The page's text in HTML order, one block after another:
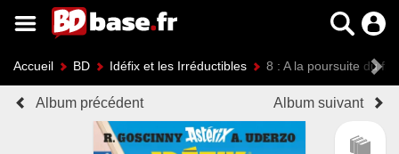
Accueil BD Idéfix et les Irréductibles 8 : A la poursuite du
Album précédent Album suivant